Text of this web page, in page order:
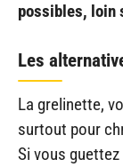
possibles, loin
Les
La grelinette,
surtout pour
Si vous